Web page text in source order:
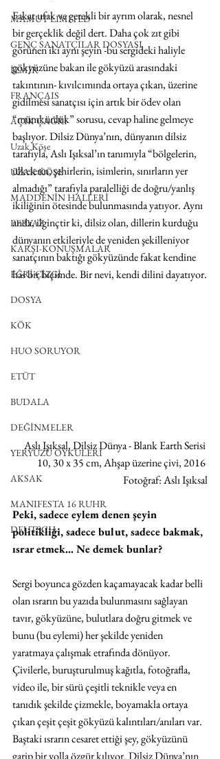
MAMUT LIMITED
GENÇ SANATÇILAR DOSYASI
İZMİR
FRANÇAIS
AÇIK ÇAĞRI
Uzak Köşe
UZAK KÖŞE
MADDENİN HALLERİ
PERVAZ
KARŞI-KONUŞMALAR
EĞRİ ÇİZGİ
DOSYA
KÖK
HUO SORUYOR
ETÜT
BUDALA
DEĞİNMELER
YERYÜZÜ ÖYKÜLERİ
AKSAK
MANIFESTA 16 RUHR
DEUTSCH
Fakat ufak ve gerekli bir ayrım olarak, nesnel
bir gerçeklik değil dert. Daha çok zıt gibi
görünen iki aynı şeyin -bu sergideki haliyle
gökyüzüne bakan ile gökyüzü arasındaki
takıntının- kıvılcımında ortaya çıkan, üzerine
gidilmesi sanatçısı için artık bir ödev olan
“mümkünlük” sorusu, cevap haline gelmeye
başlıyor. Dilsiz Dünya’nın, dünyanın dilsiz
tarafıyla, Aslı Işıksal’ın tanımıyla “bölgelerin,
ülkelerin, şehirlerin, isimlerin, sınırların yer
almadığı” tarafıyla paralelliği de doğru/yanlış
ikiliğinin ötesinde bulunmasında yatıyor. Aynı
anda, ilginçtir ki, dilsiz olan, dillerin kurduğu
dünyanın etkileriyle de yeniden şekilleniyor
sanatçının baktığı gökyüzünde fakat kendine
has bir biçimde. Bir nevi, kendi dilini dayatıyor.
Aslı Işıksal, Dilsiz Dünya - Blank Earth Serisi
10, 30 x 35 cm, Ahşap üzerine çivi, 2016
Fotoğraf: Aslı Işıksal
Peki, sadece eylem denen şeyin
politikliği, sadece bulut, sadece bakmak,
ısrar etmek… Ne demek bunlar?
Sergi boyunca gözden kaçamayacak kadar belli
olan ısrarın bu yazıda bulunmasını sağlayan
tavır, gökyüzüne, bulutlara doğru gitmek ve
bunu (bu eylemi) her şekilde yeniden
yaratmaya çalışmak etrafında dönüyor.
Çivilerle, buruşturulmuş kağıtla, fotoğrafla,
video ile, bir sürü çeşitli teknikle veya en
tanıdık şekilde çizmekle, boyamakla ortaya
çıkan çeşit çeşit gökyüzü kalıntıları/anıları var.
Baştaki ısrarın cesaret ettiği şey, gökyüzünü
garip bir yolla özgür kılıyor. Dilsiz Dünya’nın